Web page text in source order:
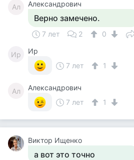
Ал Александрович
Верно замечено.
7 лет 2 0
Ир
Ир
7 лет
1
Ал
Александрович
7 лет
1
Виктор Ищенко
а вот это точно